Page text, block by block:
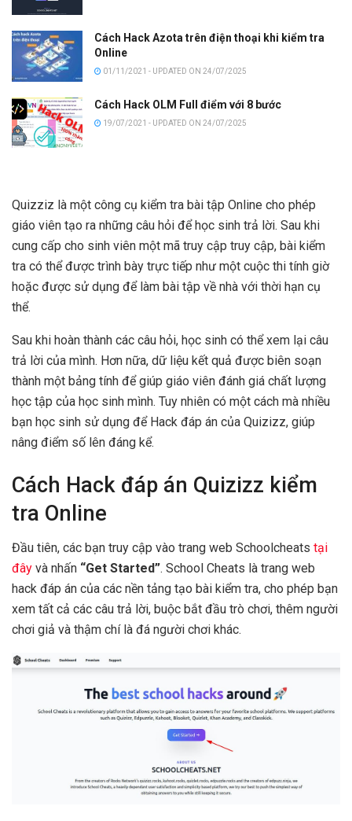
Cách Hack Azota trên điện thoại khi kiểm tra
Online
01/11/2021 - UPDATED ON 24/07/2025
Cách Hack OLM Full điểm với 8 bước
19/07/2021 - UPDATED ON 24/07/2025
Quizziz là một công cụ kiểm tra bài tập Online cho phép
giáo viên tạo ra những câu hỏi để học sinh trả lời. Sau khi
cung cấp cho sinh viên một mã truy cập truy cập, bài kiểm
tra có thể được trình bày trực tiếp như một cuộc thi tính giờ
hoặc được sử dụng để làm bài tập về nhà với thời hạn cụ
thể.
Sau khi hoàn thành các câu hỏi, học sinh có thể xem lại câu
trả lời của mình. Hơn nữa, dữ liệu kết quả được biên soạn
thành một bảng tính để giúp giáo viên đánh giá chất lượng
học tập của học sinh mình. Tuy nhiên có một cách mà nhiều
bạn học sinh sử dụng để Hack đáp án của Quizizz, giúp
nâng điểm số lên đáng kể.
Cách Hack đáp án Quizizz kiểm
tra Online
Đầu tiên, các bạn truy cập vào trang web Schoolcheats tại
đây và nhấn “Get Started”. School Cheats là trang web
hack đáp án của các nền tảng tạo bài kiểm tra, cho phép bạn
xem tất cả các câu trả lời, buộc bắt đầu trò chơi, thêm người
chơi giả và thậm chí là đá người chơi khác.